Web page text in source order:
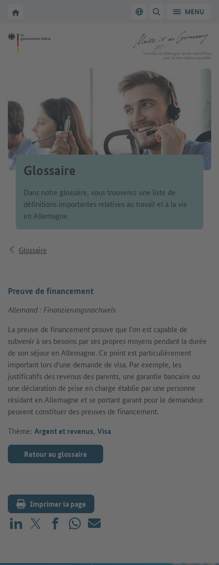
Vers la page d'accueil de Make it in GermanyChanger de langue
AFFICHER/MENU
Vers la page d'accueil de Make it in Germany
Travailler en Allemagne : le site web officiel
pour la main-d’œuvre qualifiée
Glossaire
Dans notre glossaire, vous trouverez une liste de
définitions importantes relatives au travail et à la vie
en Allemagne.
Glossaire
Preuve de financement
Allemand : Finanzierungsnachweis
La preuve de financement prouve que l'on est capable de
subvenir à ses besoins par ses propres moyens pendant la durée
de son séjour en Allemagne. Ce point est particulièrement
important lors d'une demande de visa. Par exemple, les
justificatifs des revenus des parents, une garantie bancaire ou
une déclaration de prise en charge établie par une personne
résidant en Allemagne et se portant garant pour le demandeur
peuvent constituer des preuves de financement.
Thème: Argent et revenus, Visa
Retour au glossaire
Imprimer la page
Partager sur LinkedIn
Partager sur X (avant : Twitter)
Partager sur Facebook
Partager sur WhatsApp
E-mail